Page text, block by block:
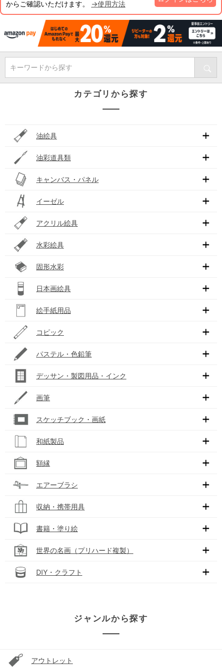
からご確認いただけます。 →使用方法
キーワードから探す
カテゴリから探す
油絵具
油彩道具類
キャンバス・パネル
イーゼル
アクリル絵具
水彩絵具
固形水彩
日本画絵具
絵手紙用品
コピック
パステル・色鉛筆
デッサン・製図用品・インク
画筆
スケッチブック・画紙
和紙製品
額縁
エアーブラシ
収納・携帯用具
書籍・塗り絵
世界の名画（プリハード複製）
DIY・クラフト
ジャンルから探す
アウトレット